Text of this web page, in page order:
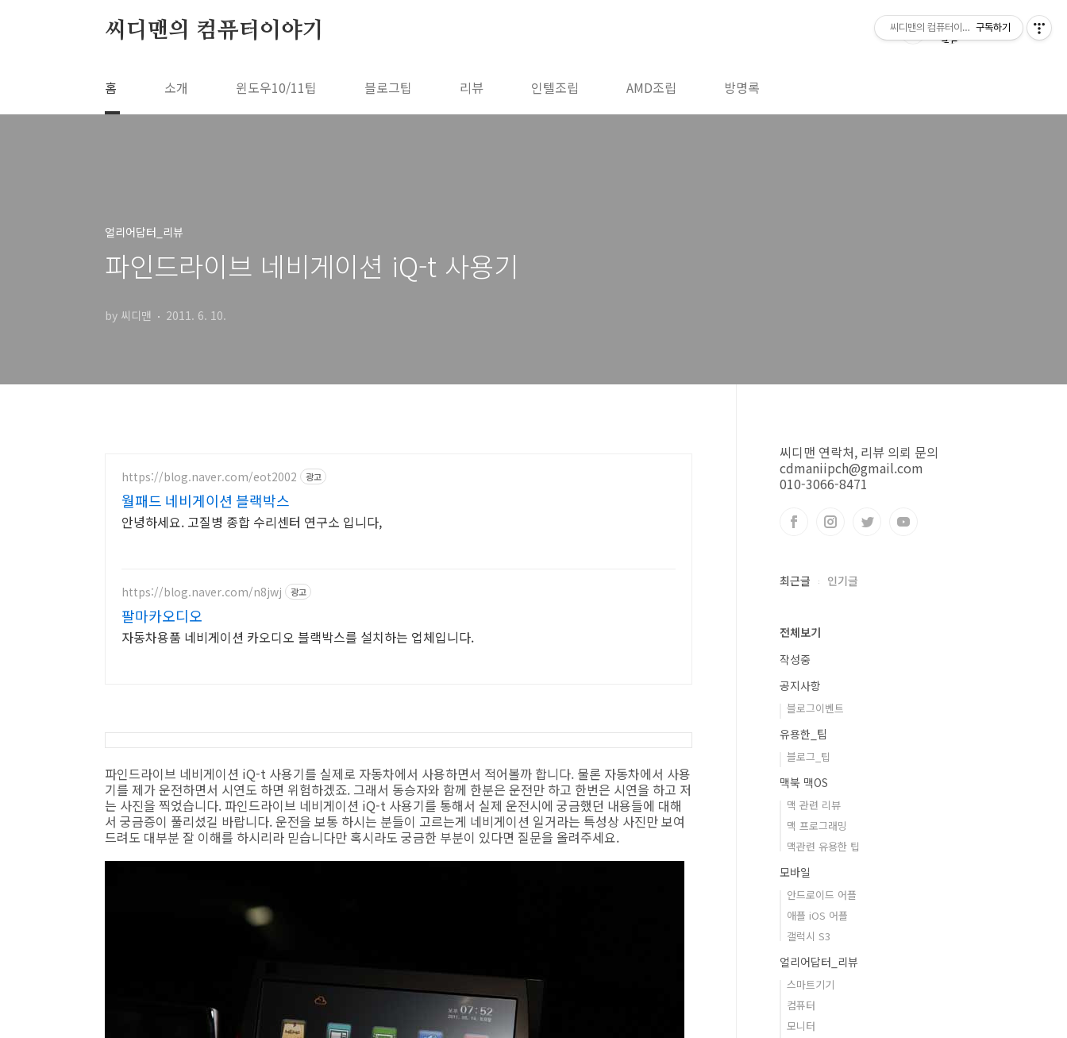
씨디맨의 컴퓨터이야기
홈 소개 윈도우10/11팁 블로그팁 리뷰 인텔조립 AMD조립 방명록
얼리어답터_리뷰
파인드라이브 네비게이션 iQ-t 사용기
by 씨디맨 2011. 6. 10.
https://blog.naver.com/eot2002 광고
월패드 네비게이션 블랙박스
안녕하세요. 고질병 종합 수리센터 연구소 입니다,
https://blog.naver.com/n8jwj 광고
팔마카오디오
자동차용품 네비게이션 카오디오 블랙박스를 설치하는 업체입니다.
파인드라이브 네비게이션 iQ-t 사용기를 실제로 자동차에서 사용하면서 적어볼까 합니다. 물론 자동차에서 사용
기를 제가 운전하면서 시연도 하면 위험하겠죠. 그래서 동승자와 함께 한분은 운전만 하고 한번은 시연을 하고 저
는 사진을 찍었습니다. 파인드라이브 네비게이션 iQ-t 사용기를 통해서 실제 운전시에 궁금했던 내용들에 대해
서 궁금증이 풀리셨길 바랍니다. 운전을 보통 하시는 분들이 고르는게 네비게이션 일거라는 특성상 사진만 보여
드려도 대부분 잘 이해를 하시리라 믿습니다만 혹시라도 궁금한 부분이 있다면 질문을 올려주세요.
씨디맨 연락처, 리뷰 의뢰 문의
cdmaniipch@gmail.com
010-3066-8471
최근글 인기글
전체보기
작성중
공지사항
블로그이벤트
유용한_팁
블로그_팁
맥북 맥OS
맥 관련 리뷰
맥 프로그래밍
맥관련 유용한 팁
모바일
안드로이드 어플
애플 iOS 어플
갤럭시 S3
얼리어답터_리뷰
스마트기기
컴퓨터
모니터
씨디맨의 컴퓨터이야기구독하기